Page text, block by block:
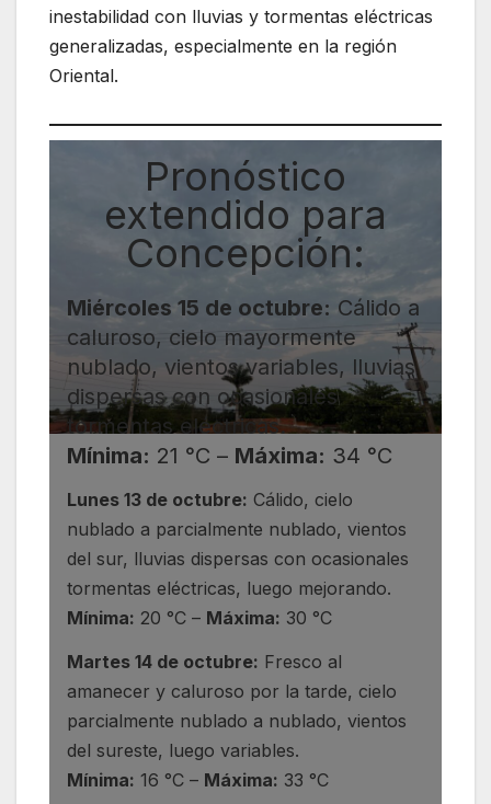
inestabilidad con lluvias y tormentas eléctricas
generalizadas, especialmente en la región
Oriental.
Pronóstico
extendido para
Concepción:
Miércoles 15 de octubre: Cálido a
caluroso, cielo mayormente
nublado, vientos variables, lluvias
dispersas con ocasionales
tormentas eléctricas.
Mínima: 21 °C – Máxima: 34 °C
Lunes 13 de octubre: Cálido, cielo
nublado a parcialmente nublado, vientos
del sur, lluvias dispersas con ocasionales
tormentas eléctricas, luego mejorando.
Mínima: 20 °C – Máxima: 30 °C
Martes 14 de octubre: Fresco al
amanecer y caluroso por la tarde, cielo
parcialmente nublado a nublado, vientos
del sureste, luego variables.
Mínima: 16 °C – Máxima: 33 °C